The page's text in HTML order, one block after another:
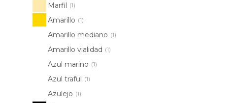
Marfil (1)
Amarillo (1)
Amarillo mediano (1)
Amarillo vialidad (1)
Azul marino (1)
Azul traful (1)
Azulejo (1)